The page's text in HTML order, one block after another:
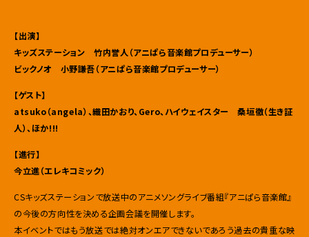
【出演】
キッズステーション 竹内誉人（アニぱら音楽館プロデューサー）
ビックノオ 小野謙吾（アニぱら音楽館プロデューサー）
【ゲスト】
atsuko（angela）、織田かおり、Gero、ハイウェイスター 桑垣徹（生き証
人）、ほか!!!
【進行】
今立進（エレキコミック）
CSキッズステーションで放送中のアニメソングライブ番組『アニぱら音楽館』
の今後の方向性を決める企画会議を開催します。
本イベントではもう放送では絶対オンエアできないであろう過去の貴重な映